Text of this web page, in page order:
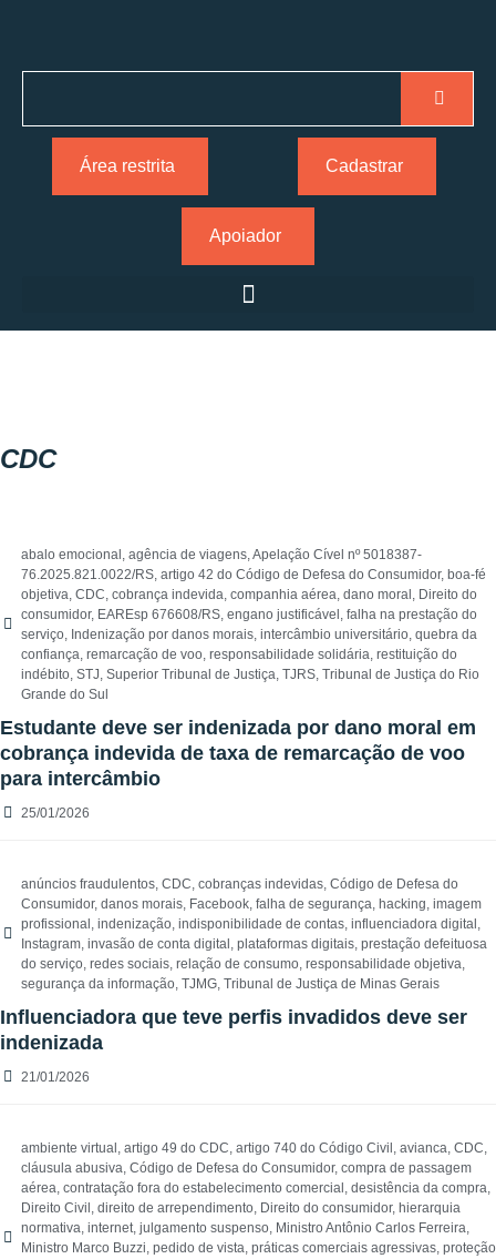
Área restrita Cadastrar
Apoiador
CDC
abalo emocional , agência de viagens,Apelação Cível nº 5018387-
76.2025.821.0022/RS, artigo 42 do Código de Defesa do Consumidor, boa-fé
objetiva, CDC, cobrança indevida, companhia aérea, dano moral , Direito do
consumidor, EAREsp 676608/RS, engano justificável , falha na prestação do
serviço, Indenização por danos morais, intercâmbio universitário, quebra da
confiança, remarcação de voo, responsabilidade solidária, restituição do
indébito, STJ, Superior Tribunal de Justiça, TJRS, Tribunal de Justiça do Rio
Grande do Sul
Estudante deve ser indenizada por dano moral em
cobrança indevida de taxa de remarcação de voo
para intercâmbio
25/01/2026
anúncios fraudulentos, CDC, cobranças indevidas, Código de Defesa do
Consumidor, danos morais, Facebook, falha de segurança, hacking, imagem
profissional , indenização, indisponibilidade de contas, influenciadora digital ,
Instagram, invasão de conta digital , plataformas digitais, prestação defeituosa
do serviço, redes sociais, relação de consumo, responsabilidade objetiva,
segurança da informação, TJMG, Tribunal de Justiça de Minas Gerais
Influenciadora que teve perfis invadidos deve ser
indenizada
21/01/2026
ambiente virtual , artigo 49 do CDC, artigo 740 do Código Civil , avianca, CDC,
cláusula abusiva, Código de Defesa do Consumidor, compra de passagem
aérea, contratação fora do estabelecimento comercial , desistência da compra,
Direito Civil , direito de arrependimento, Direito do consumidor, hierarquia
normativa, internet, julgamento suspenso, Ministro Antônio Carlos Ferreira,
Ministro Marco Buzzi, pedido de vista, práticas comerciais agressivas, proteção